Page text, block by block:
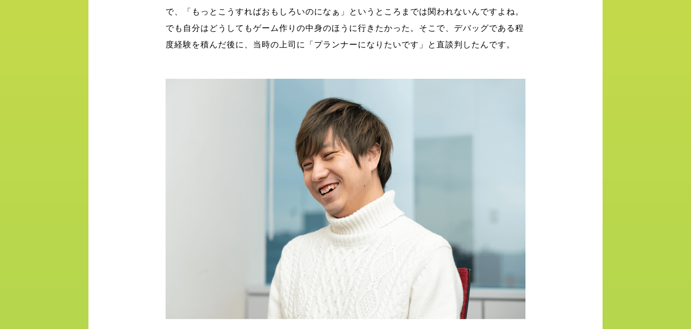
で、「もっとこうすればおもしろいのになぁ」というところまでは関われないんですよね。
でも自分はどうしてもゲーム作りの中身のほうに行きたかった。そこで、デバッグである程
度経験を積んだ後に、当時の上司に「プランナーになりたいです」と直談判したんです。